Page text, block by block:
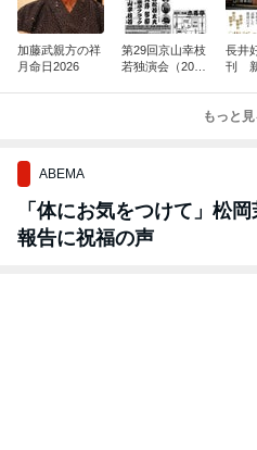
加藤武親方の祥
月命日2026
第29回京山幸枝
若独演会（2026
長井
刊
興行
もっと見
ABEMA
「体にお気をつけて」松
報告に祝福の声